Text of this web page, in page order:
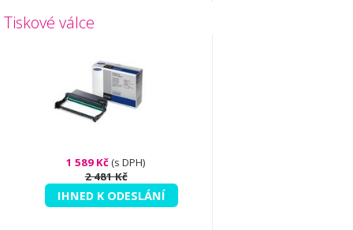
Tiskové válce
1 589 Kč(s DPH)
2 481 Kč
IHNED K ODESLÁNÍ